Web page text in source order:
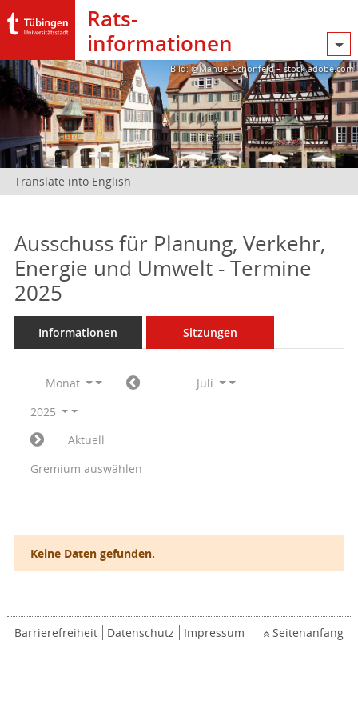
Rats­
informationen
Bild: @Manuel Schönfeld – stock.adobe.com
Translate into English
Ausschuss für Planung, Verkehr,
Energie und Umwelt - Termine
2025
Informationen Sitzungen
Monat
Juli
2025
Aktuell
Gremium auswählen
Keine Daten gefunden.
Barrierefreiheit Datenschutz Impressum Seitenanfang